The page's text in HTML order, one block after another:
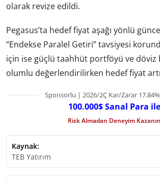
olarak revize edildi.
Pegasus’ta hedef fiyat aşağı yönlü
“Endekse Paralel Getiri” tavsiyesi
için ise güçlü taahhüt portföyü ve döviz
olumlu değerlendirilirken hedef fiyat
Sponsorlu | 2026/2Ç Kar/Zarar
100.000$ Sanal Para ile
Risk Almadan Deneyim Kazanın
Kaynak:
TEB Yatırım